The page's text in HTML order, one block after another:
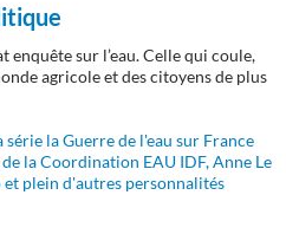
enquête sur l’eau. Celle qui coule,
agricole et des citoyens de plus
la Guerre de l'eau sur France
la Coordination EAU IDF, Anne Le
plein d'autres personnalités